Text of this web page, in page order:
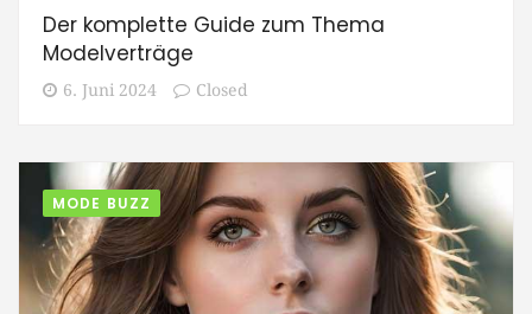
Der komplette Guide zum Thema
Modelverträge
6. Juni 2024 Closed
MODE BUZZ